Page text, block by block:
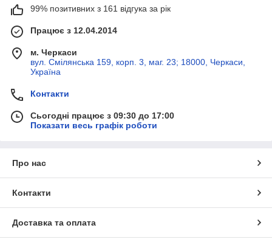
99% позитивних з 161 відгука за рік
Працює з 12.04.2014
м. Черкаси
вул. Смілянська 159, корп. 3, маг. 23; 18000, Черкаси,
Україна
Контакти
Сьогодні працює з 09:30 до 17:00
Показати весь графік роботи
Про нас
Контакти
Доставка та оплата